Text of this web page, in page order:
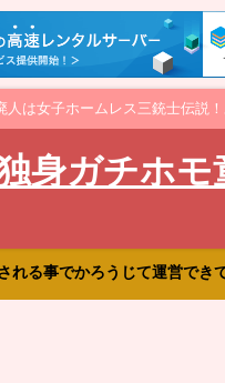
は女子ホームレス三銃士伝説
身ガチホ
る事でかろうじて運営でき